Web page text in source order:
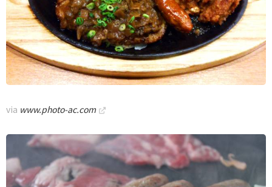
via www.photo-ac.com